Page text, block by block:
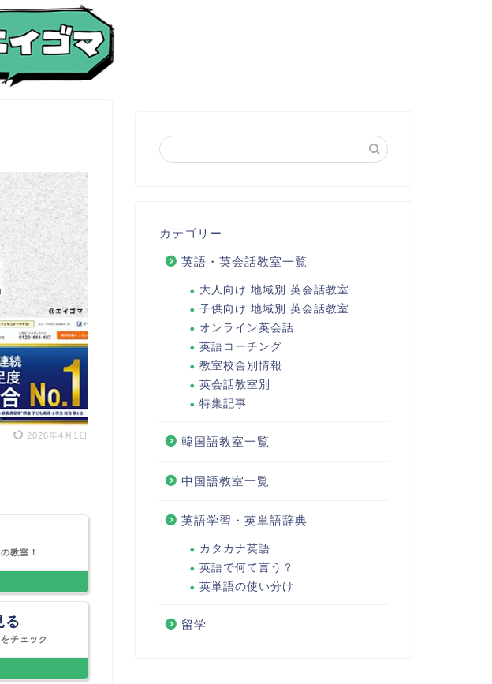
2026年4月1日
教室！
る
チェック
カテゴリー
英語・英会話教室一覧
大人向け 地域別 英会話教室
子供向け 地域別 英会話教室
オンライン英会話
英語コーチング
教室校舎別情報
英会話教室別
特集記事
韓国語教室一覧
中国語教室一覧
英語学習・英単語辞典
カタカナ英語
英語で何て言う？
英単語の使い分け
留学